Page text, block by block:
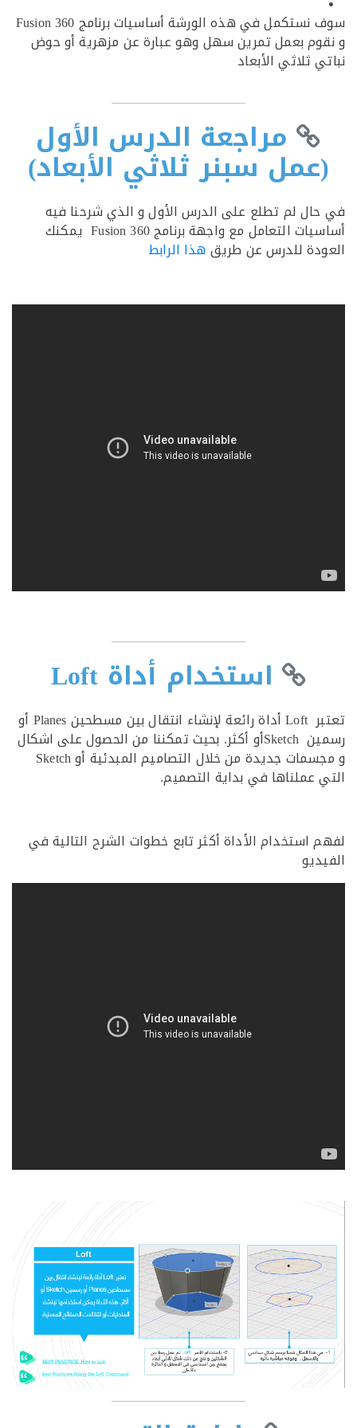
سوف نستكمل في هذه الورشة أساسيات برنامج Fusion 360
بعمل تمرين سهل وهو عبارة عن مزهرية أو حوض
ثلاثي الأبعاد
مراجعة الدرس الأول
سبنر ثلاثي الأبعاد)
لم تطلع على الدرس الأول و الذي شرحنا فيه
أساسيات التعامل مع واجهة برنامج Fusion 360 يمكنك
للدرس عن طريقهذا الرابط
استخدام أداة Loft
تعتبر Loft أداة رائعة لإنشاء انتقال بين مسطحين Planes أو
رسمين Sketchأو أكثر. بحيث تمكننا من الحصول على اشكال
و مجسمات جديدة من خلال التصاميم المبدئية أو Sketch
عملناها في بداية التصميم.
استخدام الأداة أكثر تابع خطوات الشرح التالية في